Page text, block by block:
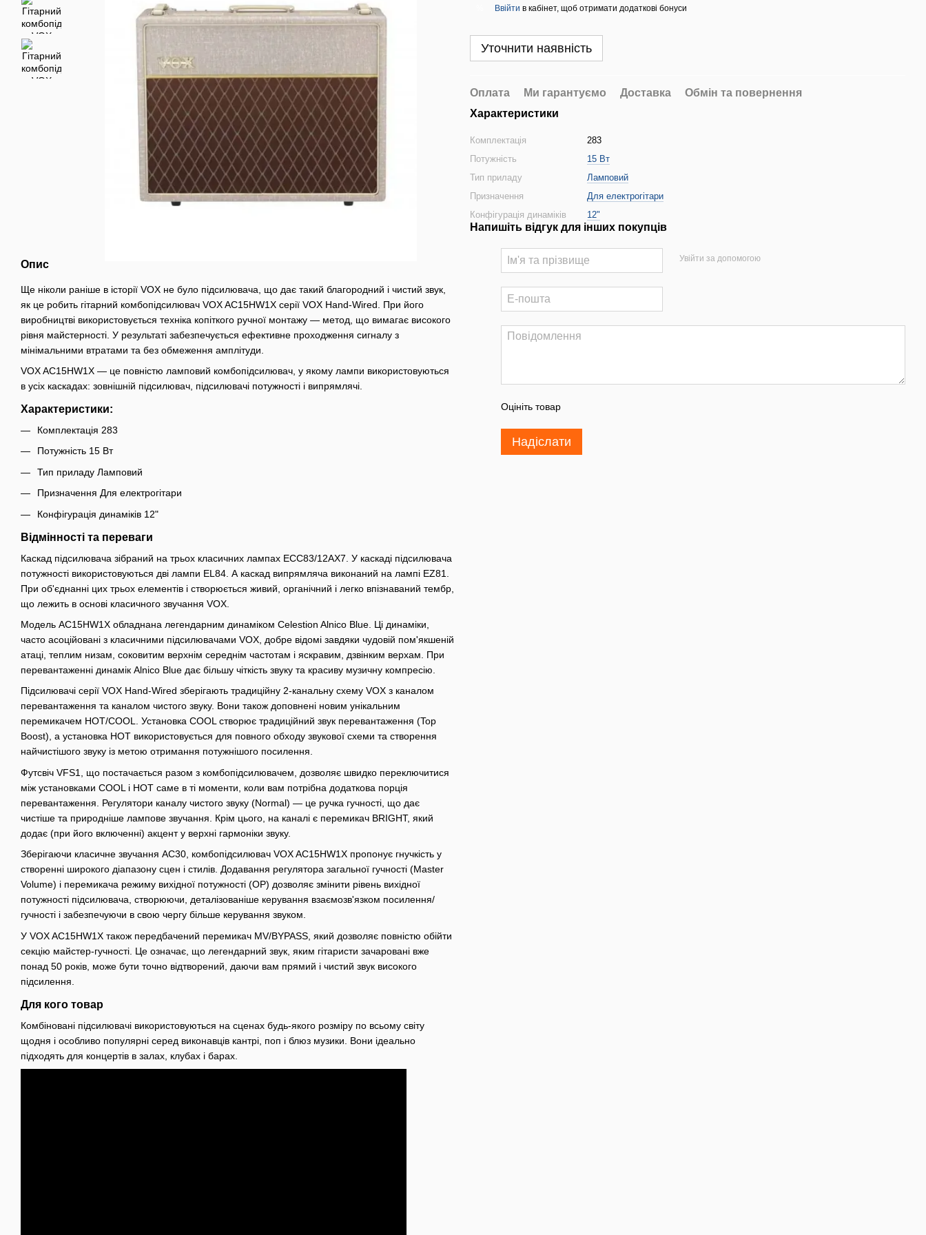
Опис
Ще ніколи раніше в історії VOX не було підсилювача, що дає такий благородний і чистий звук,
як це робить гітарний комбопідсилювач VOX AC15HW1X серії VOX Hand-Wired. При його
виробництві використовується техніка копіткого ручної монтажу — метод, що вимагає високого
рівня майстерності. У результаті забезпечується ефективне проходження сигналу з
мінімальними втратами та без обмеження амплітуди.
VOX AC15HW1X — це повністю ламповий комбопідсилювач, у якому лампи використовуються
в усіх каскадах: зовнішній підсилювач, підсилювачі потужності і випрямлячі.
Характеристики:
Комплектація 283
Потужність 15 Вт
Тип приладу Ламповий
Призначення Для електрогітари
Конфігурація динаміків 12"
Відмінності та переваги
Каскад підсилювача зібраний на трьох класичних лампах ECC83/12AX7. У каскаді підсилювача
потужності використовуються дві лампи EL84. А каскад випрямляча виконаний на лампі EZ81.
При об'єднанні цих трьох елементів і створюється живий, органічний і легко впізнаваний тембр,
що лежить в основі класичного звучання VOX.
Модель AC15HW1X обладнана легендарним динаміком Celestion Alnico Blue. Ці динаміки,
часто асоційовані з класичними підсилювачами VOX, добре відомі завдяки чудовій пом'якшеній
атаці, теплим низам, соковитим верхнім середнім частотам і яскравим, дзвінким верхам. При
перевантаженні динамік Alnico Blue дає більшу чіткість звуку та красиву музичну компресію.
Підсилювачі серії VOX Hand-Wired зберігають традиційну 2-канальну схему VOX з каналом
перевантаження та каналом чистого звуку. Вони також доповнені новим унікальним
перемикачем HOT/COOL. Установка COOL створює традиційний звук перевантаження (Top
Boost), а установка HOT використовується для повного обходу звукової схеми та створення
найчистішого звуку із метою отримання потужнішого посилення.
Футсвіч VFS1, що постачається разом з комбопідсилювачем, дозволяє швидко переключитися
між установками COOL і HOT саме в ті моменти, коли вам потрібна додаткова порція
перевантаження. Регулятори каналу чистого звуку (Normal) — це ручка гучності, що дає
чистіше та природніше лампове звучання. Крім цього, на каналі є перемикач BRIGHT, який
додає (при його включенні) акцент у верхні гармоніки звуку.
Зберігаючи класичне звучання АС30, комбопідсилювач VOX AC15HW1X пропонує гнучкість у
створенні широкого діапазону сцен і стилів. Додавання регулятора загальної гучності (Master
Volume) і перемикача режиму вихідної потужності (ОР) дозволяє змінити рівень вихідної
потужності підсилювача, створюючи, деталізованіше керування взаємозв'язком посилення/
гучності і забезпечуючи в свою чергу більше керування звуком.
У VOX AC15HW1X також передбачений перемикач MV/BYPASS, який дозволяє повністю обійти
секцію майстер-гучності. Це означає, що легендарний звук, яким гітаристи зачаровані вже
понад 50 років, може бути точно відтворений, даючи вам прямий і чистий звук високого
підсилення.
Для кого товар
Комбіновані підсилювачі використовуються на сценах будь-якого розміру по всьому світу
щодня і особливо популярні серед виконавців кантрі, поп і блюз музики. Вони ідеально
підходять для концертів в залах, клубах і барах.
Ввійти в кабінет, щоб отримати додаткові бонуси
Уточнити наявність
Оплата Ми гарантуємо Доставка
Обмін та повернення
Характеристики
Комплектація
283
Потужність
15 Вт
Тип приладу
Ламповий
Призначення
Для електрогітари
Конфігурація динаміків
12"
Напишіть відгук для інших покупців
Увійти за допомогою
Оцініть товар
Надіслати